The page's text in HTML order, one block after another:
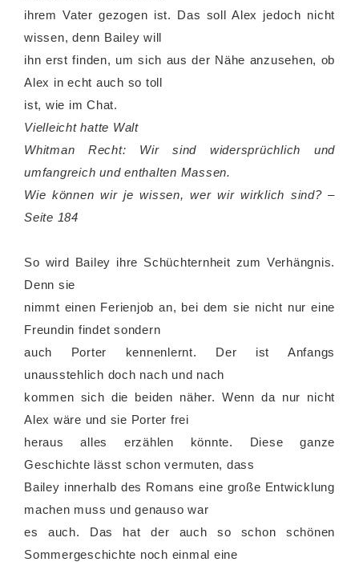
ihrem Vater gezogen ist. Das soll Alex jedoch nicht
wissen, denn Bailey will
ihn erst finden, um sich aus der Nähe anzusehen, ob
Alex in echt auch so toll
ist, wie im Chat.
Vielleicht hatte Walt
Whitman Recht: Wir sind widersprüchlich und
umfangreich und enthalten Massen.
Wie können wir je wissen, wer wir wirklich sind? –
Seite 184
So wird Bailey ihre Schüchternheit zum Verhängnis.
Denn sie
nimmt einen Ferienjob an, bei dem sie nicht nur eine
Freundin findet sondern
auch Porter kennenlernt. Der ist Anfangs
unausstehlich doch nach und nach
kommen sich die beiden näher. Wenn da nur nicht
Alex wäre und sie Porter frei
heraus alles erzählen könnte. Diese ganze
Geschichte lässt schon vermuten, dass
Bailey innerhalb des Romans eine große Entwicklung
machen muss und genauso war
es auch. Das hat der auch so schon schönen
Sommergeschichte noch einmal eine